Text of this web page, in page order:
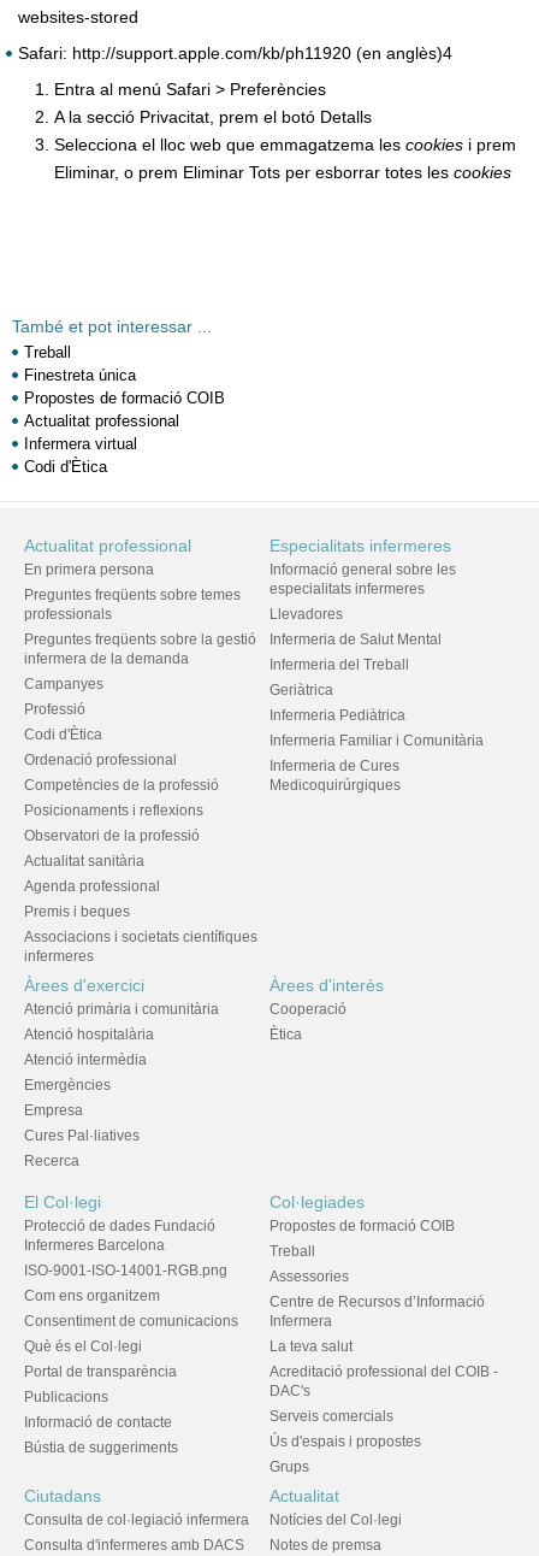
websites-stored
Safari: http://support.apple.com/kb/ph11920 (en anglès)4
Entra al menú Safari > Preferències
A la secció Privacitat, prem el botó Detalls
Selecciona el lloc web que emmagatzema les cookies i prem
Eliminar, o prem Eliminar Tots per esborrar totes les cookies
També et pot interessar ...
Treball
Finestreta única
Propostes de formació COIB
Actualitat professional
Infermera virtual
Codi d'Ètica
Actualitat professional
En primera persona
Preguntes freqüents sobre temes
professionals
Preguntes freqüents sobre la gestió
infermera de la demanda
Campanyes
Professió
Codi d'Ètica
Ordenació professional
Competències de la professió
Posicionaments i reflexions
Observatori de la professió
Actualitat sanitària
Agenda professional
Premis i beques
Associacions i societats científiques
infermeres
Especialitats infermeres
Informació general sobre les
especialitats infermeres
Llevadores
Infermeria de Salut Mental
Infermeria del Treball
Geriàtrica
Infermeria Pediàtrica
Infermeria Familiar i Comunitària
Infermeria de Cures
Medicoquirúrgiques
Àrees d'exercici
Atenció primària i comunitària
Atenció hospitalària
Atenció intermèdia
Emergències
Empresa
Cures Pal·liatives
Recerca
Àrees d'interès
Cooperació
Ètica
El Col·legi
Protecció de dades Fundació
Infermeres Barcelona
ISO-9001-ISO-14001-RGB.png
Com ens organitzem
Consentiment de comunicacions
Què és el Col·legi
Portal de transparència
Publicacions
Informació de contacte
Bústia de suggeriments
Col·legiades
Propostes de formació COIB
Treball
Assessories
Centre de Recursos d’Informació
Infermera
La teva salut
Acreditació professional del COIB -
DAC's
Serveis comercials
Ús d'espais i propostes
Grups
Ciutadans
Consulta de col·legiació infermera
Consulta d'infermeres amb DACS
Actualitat
Notícies del Col·legi
Notes de premsa